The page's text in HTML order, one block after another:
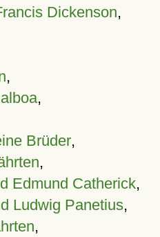
Dickenson,
,
,
Brüder,
,
Edmund Catherick,
Ludwig Panetius,
,